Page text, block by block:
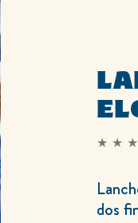
Nenhuma
este
dos